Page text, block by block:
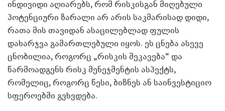
ინდივიდი აღიარებს, რომ რისკისგან მიღებული
პოტენციური ზარალი არ არის საკმარისად დიდი,
რათა მის თავიდან ასაცილებლად ფულის
დახარჯვა გამართლებული იყოს. ეს ცნება ასევე
ცნობილია, როგორც „რისკის შეკავება“ და
წარმოადგენს რისკ მენეჯმენტის ასპექტს,
რომელიც, როგორც წესი, ბიზნეს ან საინვესტიციო
სფეროებში გვხვდება.